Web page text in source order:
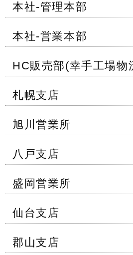
本社-管理本部
本社-営業本部
HC販売部(幸手工場物
札幌支店
旭川営業所
八戸支店
盛岡営業所
仙台支店
郡山支店